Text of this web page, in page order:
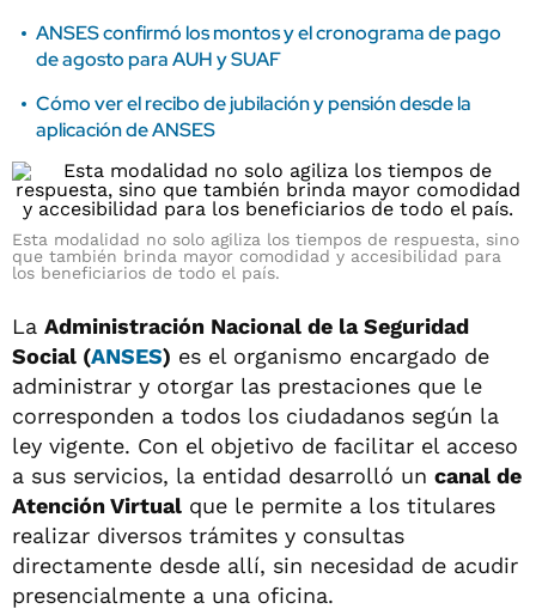
ANSES confirmó los montos y el cronograma de pago
de agosto para AUH y SUAF
Cómo ver el recibo de jubilación y pensión desde la
aplicación de ANSES
Esta modalidad no solo agiliza los tiempos de respuesta, sino
que también brinda mayor comodidad y accesibilidad para
los beneficiarios de todo el país.
La Administración Nacional de la Seguridad
Social (ANSES) es el organismo encargado de
administrar y otorgar las prestaciones que le
corresponden a todos los ciudadanos según la
ley vigente. Con el objetivo de facilitar el acceso
a sus servicios, la entidad desarrolló un canal de
Atención Virtual que le permite a los titulares
realizar diversos trámites y consultas
directamente desde allí, sin necesidad de acudir
presencialmente a una oficina.